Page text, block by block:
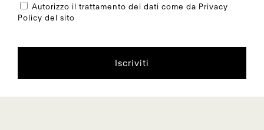
Autorizzo il trattamento dei dati come da Privacy
Policy del sito
Iscriviti